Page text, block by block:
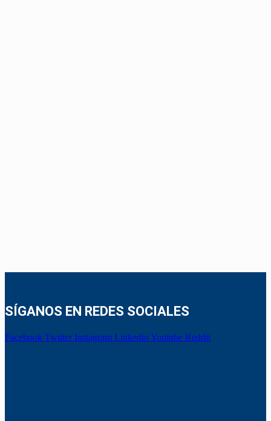
SÍGANOS EN REDES SOCIALES
Facebook Twitter Instagram Linkedin Youtube Reddit